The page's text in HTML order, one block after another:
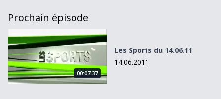
Prochain épisode
Les Sports du 14.06.11
00:07:37
Les Sports du 14.06.11
14.06.2011